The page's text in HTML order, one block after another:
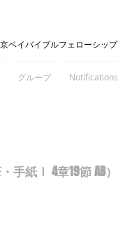
ベイバイブルフェローシップ
グループ Notifications
紙Ⅰ 4章19節 AB）